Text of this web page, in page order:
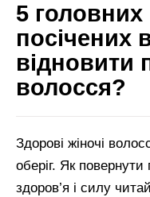
5
посічених
відновити
волосся?
Здорові жіночі
оберіг. Як
здоров’я і силу